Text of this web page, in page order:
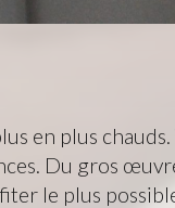
en plus
Du gros
le plus